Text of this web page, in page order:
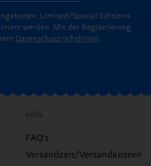
Limited/Special Editions
werden. Mit der Registrierung
Datenschutzrichtlinien.
Hilfe
FAQ's
Versandzeit/Versandkosten